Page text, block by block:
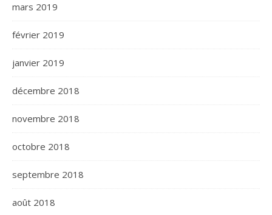
mars 2019
février 2019
janvier 2019
décembre 2018
novembre 2018
octobre 2018
septembre 2018
août 2018